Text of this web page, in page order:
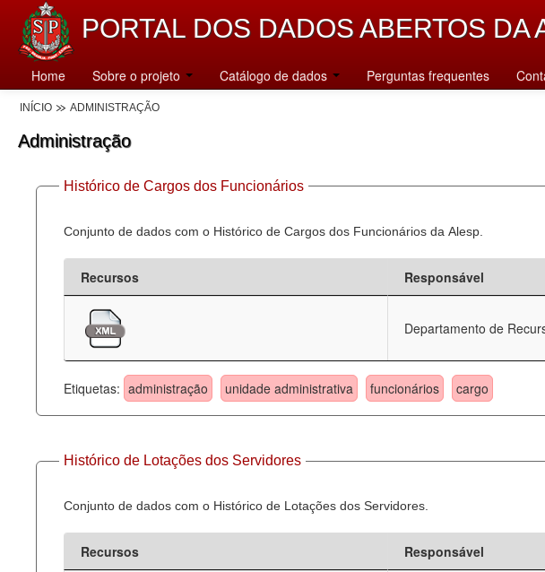
PORTAL DOS DADOS ABERTOS DA
Home Sobre o projeto Catálogo de dados Perguntas frequentes
INÍCIO ADMINISTRAÇÃO
Administração
Histórico de Cargos dos Funcionários
Conjunto de dados com o Histórico de Cargos dos Funcionários da Alesp.
Recursos Responsável
Departamento de
Etiquetas: administração unidade administrativa funcionários cargo
Histórico de Lotações dos Servidores
Conjunto de dados com o Histórico de Lotações dos Servidores.
Recursos Responsável